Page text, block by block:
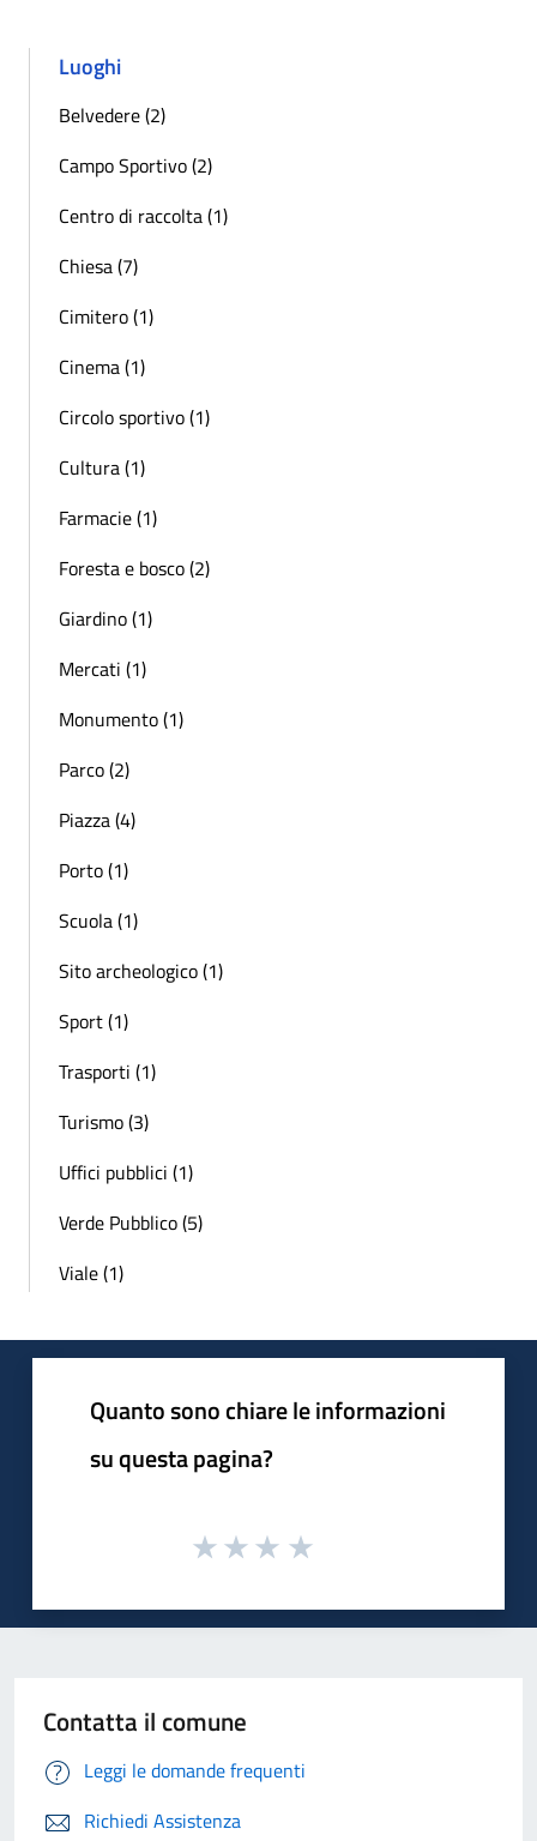
Luoghi
Belvedere (2)
Campo Sportivo (2)
Centro di raccolta (1)
Chiesa (7)
Cimitero (1)
Cinema (1)
Circolo sportivo (1)
Cultura (1)
Farmacie (1)
Foresta e bosco (2)
Giardino (1)
Mercati (1)
Monumento (1)
Parco (2)
Piazza (4)
Porto (1)
Scuola (1)
Sito archeologico (1)
Sport (1)
Trasporti (1)
Turismo (3)
Uffici pubblici (1)
Verde Pubblico (5)
Viale (1)
Quanto sono chiare le informazioni
su questa pagina?
Contatta il comune
Leggi le domande frequenti
Richiedi Assistenza